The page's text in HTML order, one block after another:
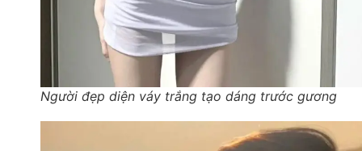
Người đẹp diện váy trắng tạo dáng trước gương